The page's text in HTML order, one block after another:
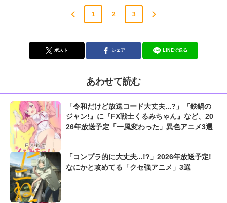
1 2 3
ポスト シェア LINEで送る
あわせて読む
「令和だけど放送コード大丈夫...?」『鉄鍋の
ジャン!』に『FX戦士くるみちゃん』など、20
26年放送予定「一風変わった」異色アニメ3選
「コンプラ的に大丈夫...!?」2026年放送予定!
なにかと攻めてる「クセ強アニメ」3選